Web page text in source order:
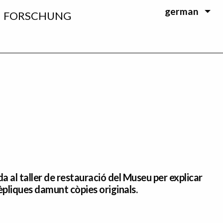
FORSCHUNG german
al taller de restauració del Museu per explicar
damunt còpies originals.